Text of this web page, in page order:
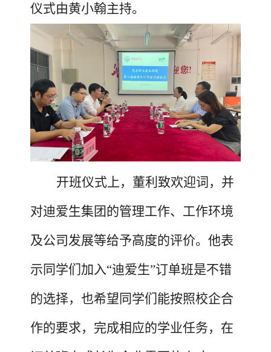
仪式由黄小翰主持。
开班仪式上，董利致欢迎词，并
对迪爱生集团的管理工作、工作环境
及公司发展等给予高度的评价。他表
示同学们加入“迪爱生”订单班是不错
的选择，也希望同学们能按照校企合
作的要求，完成相应的学业任务，在